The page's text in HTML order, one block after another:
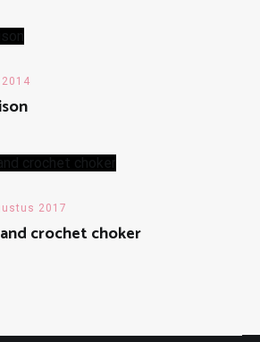
2017
crochet choker